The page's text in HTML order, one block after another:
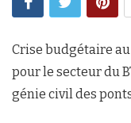
Crise budgétaire
pour le secteur du
génie civil des